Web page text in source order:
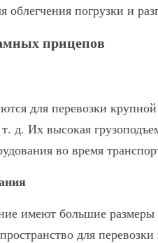
погрузки и
прицепов
для перевозки
д. Их высокая
во время
имеют большие
для